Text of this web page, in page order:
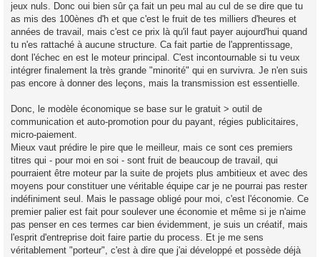
jeux nuls. Donc oui bien sûr ça fait un peu mal au cul de se dire que tu
as mis des 100ènes d'h et que c'est le fruit de tes milliers d'heures et
années de travail, mais c'est ce prix là qu'il faut payer aujourd'hui quand
tu n'es rattaché à aucune structure. Ca fait partie de l'apprentissage,
dont l'échec en est le moteur principal. C'est incontournable si tu veux
intégrer finalement la très grande "minorité" qui en survivra. Je n'en suis
pas encore à donner des leçons, mais la transmission est essentielle.
Donc, le modèle économique se base sur le gratuit > outil de
communication et auto-promotion pour du payant, régies publicitaires,
micro-paiement.
Mieux vaut prédire le pire que le meilleur, mais ce sont ces premiers
titres qui - pour moi en soi - sont fruit de beaucoup de travail, qui
pourraient être moteur par la suite de projets plus ambitieux et avec des
moyens pour constituer une véritable équipe car je ne pourrai pas rester
indéfiniment seul. Mais le passage obligé pour moi, c'est l'économie. Ce
premier palier est fait pour soulever une économie et même si je n'aime
pas penser en ces termes car bien évidemment, je suis un créatif, mais
l'esprit d'entreprise doit faire partie du process. Et je me sens
véritablement "porteur", c'est à dire que j'ai développé et possède déjà